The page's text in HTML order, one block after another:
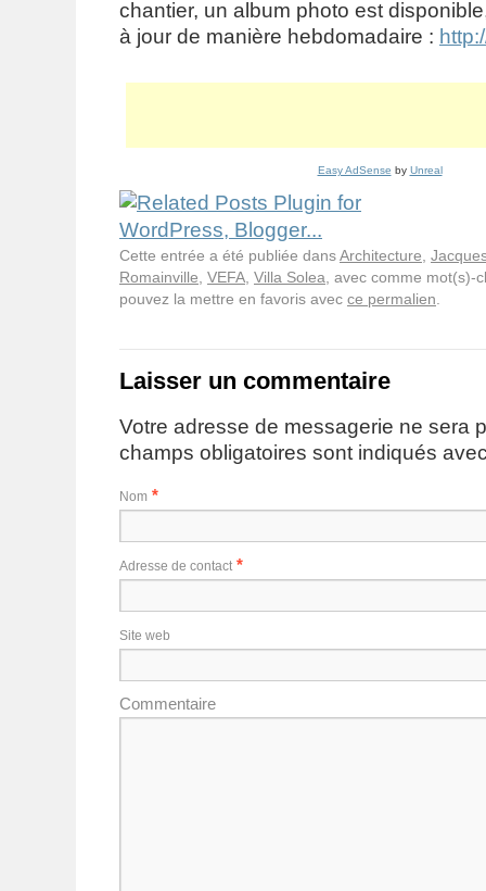
chantier, un album photo est
à jour de manière hebdomadaire :
Easy AdSense by Unreal
Cette entrée a été publiée dansArchitecture
Romainville VEFA Villa Solea , avec comme mot(s)-
pouvez la mettre en favoris avec ce permalien
Laisser un commentaire
Votre adresse de messagerie ne sera
champs obligatoires sont indiqués
Nom *
Adresse de contact *
Site web
Commentaire